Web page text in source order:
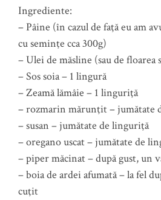
Ingrediente:
– Pâine (în cazul de faţă eu am
cu seminţe cca 300g)
– Ulei de măsline (sau de
– Sos soia – 1 lingură
– Zeamă lămâie – 1 linguriţă
– rozmarin mărunţit – jumătate
– susan – jumătate de linguriţă
– oregano uscat – jumătate de
– piper măcinat – după gust, un
– boia de ardei afumată – la fel
cuţit